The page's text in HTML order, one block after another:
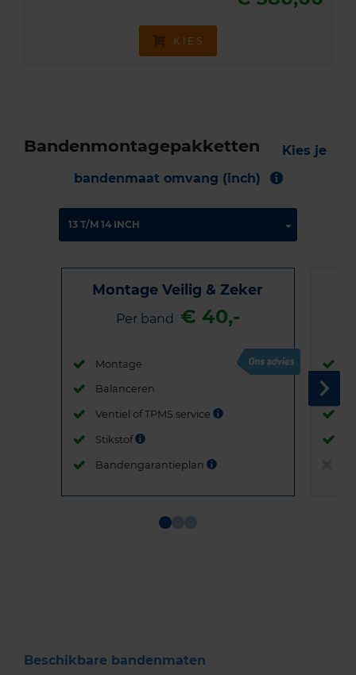
KIES
Bandenmontagepakketten
Kies je
bandenmaat omvang (inch)
Montage Veilig & Zeker
Per band € 40,-
Montage
Balanceren
Ventiel of TPMS service
Stikstof
Bandengarantieplan
Beschikbare bandenmaten